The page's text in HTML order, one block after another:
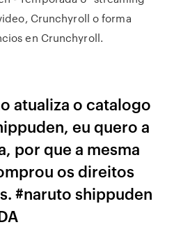
Crunchyroll o forma
en Crunchyroll.
atualiza o catalogo
eu quero a
por que a mesma
os direitos
#naruto shippuden